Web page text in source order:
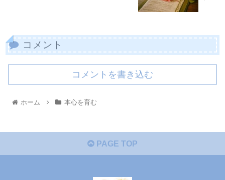
コメント
コメントを書き込む
ホーム 本心を育む
PAGE TOP